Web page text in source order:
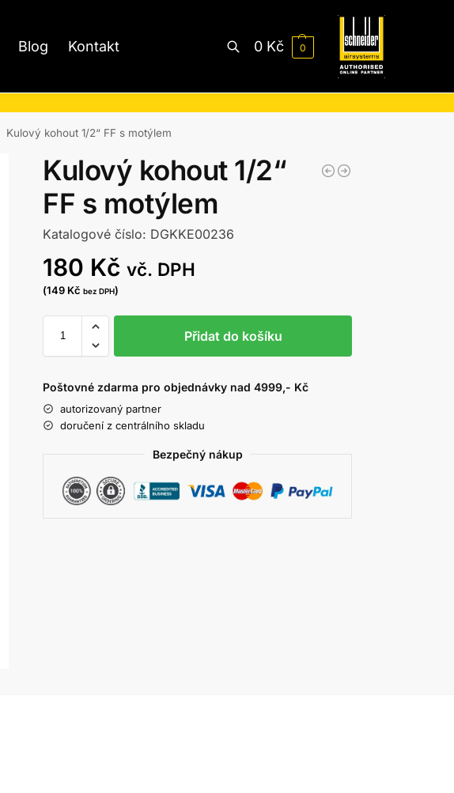
Blog Kontakt 0 Kč 0
Kulový kohout 1/2“ FF s motýlem
Kulový kohout 1/2“
FF s motýlem
Katalogové číslo: DGKKE00236
180 Kč vč. DPH
(149 Kč bez DPH)
Přidat do košíku
Poštovné zdarma pro objednávky nad 4999,- Kč
autorizovaný partner
doručení z centrálního skladu
Bezpečný nákup